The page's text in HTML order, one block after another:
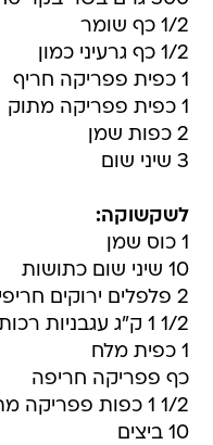
1/2 כף שומר
1/2 כף גרעיני כמון
1 כפית פפריקה חריף
1 כפית פפריקה מתוק
2 כפות שמן
3 שיני שום
לשקשוקה:
1 כוס שמן
10 שיני שום כתושות
2 פלפלים ירוקים חריפים חתוכים לרצועות
1/2 1 ק"ג עגבניות רכות
1 כפית מלח
כף פפריקה חריפה
1/2 1 כפות פפריקה מתוקה
10 ביצים